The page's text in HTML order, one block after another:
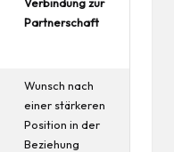
Partnerschaft
Wunsch nach
einer stärkeren
Position in der
Beziehung